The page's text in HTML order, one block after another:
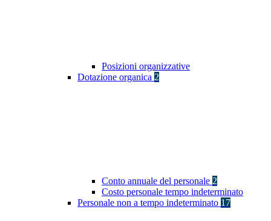
Posizioni organizzative
Dotazione organica 2
Conto annuale del personale 2
Costo personale tempo indeterminato
Personale non a tempo indeterminato 17